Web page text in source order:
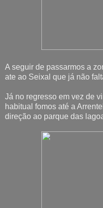
A seguir de passarmos a
ate ao Seixal que já não
Já no regresso em vez de
habitual fomos até a
direção ao parque das